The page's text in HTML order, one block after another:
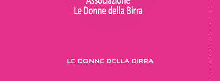
LE DONNE DELLA BIRRA